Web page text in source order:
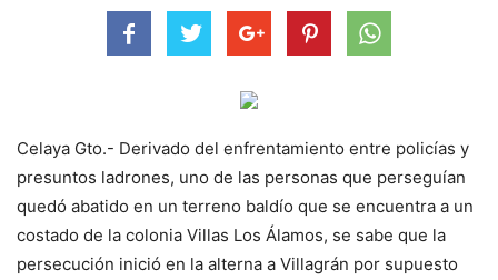
Celaya Gto.- Derivado del enfrentamiento entre policías y
presuntos ladrones, uno de las personas que perseguían
quedó abatido en un terreno baldío que se encuentra a un
costado de la colonia Villas Los Álamos, se sabe que la
persecución inició en la alterna a Villagrán por supuesto